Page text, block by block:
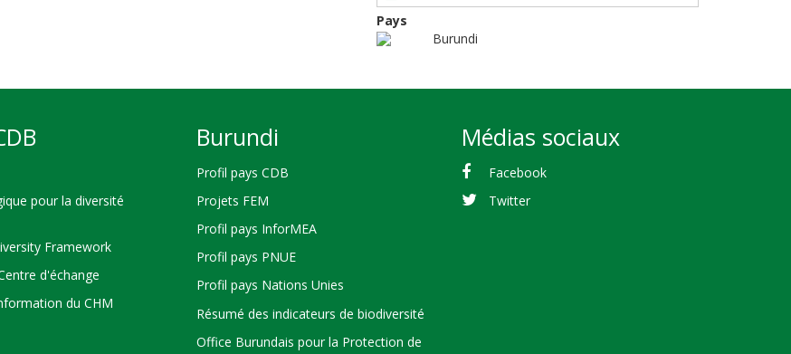
Pays
Burundi
pour la diversité
Framework
d'échange
du CHM
Burundi
Profil pays CDB
Projets FEM
Profil pays InforMEA
Profil pays PNUE
Profil pays Nations Unies
Résumé des indicateurs de biodiversité
Office Burundais pour la Protection de
Médias sociaux
Facebook
Twitter